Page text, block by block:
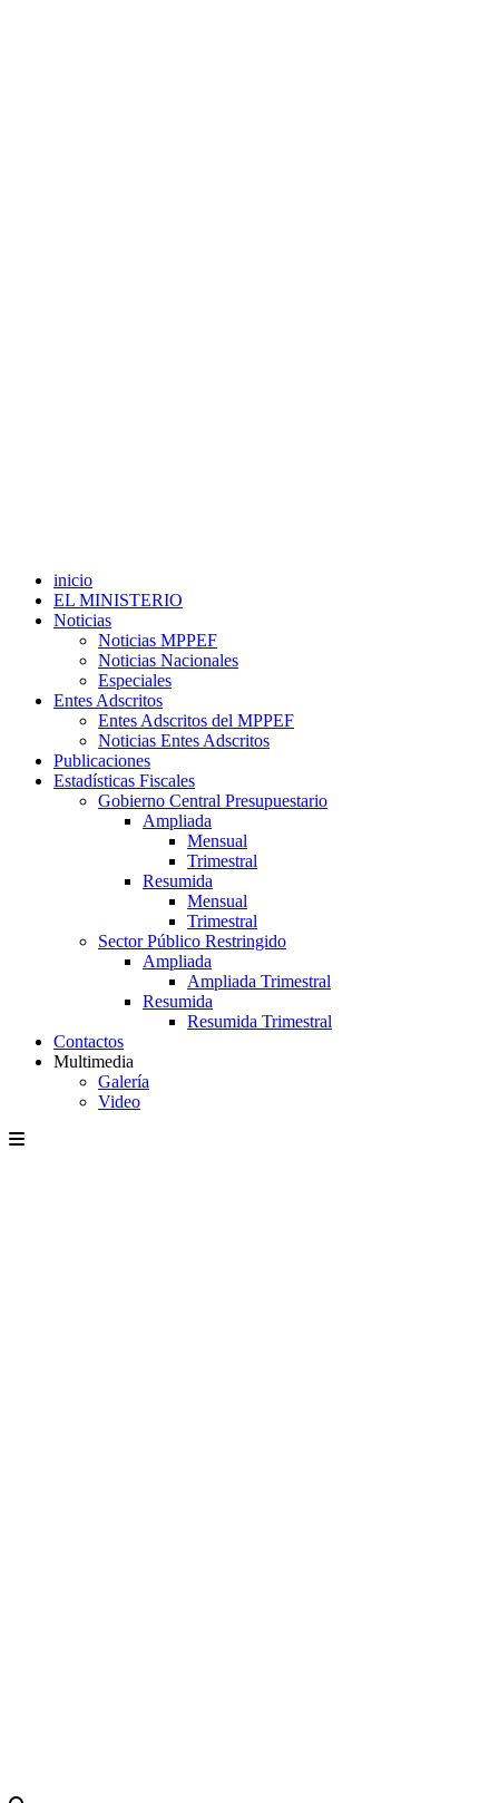
inicio
EL MINISTERIO
Noticias
Noticias MPPEF
Noticias Nacionales
Especiales
Entes Adscritos
Entes Adscritos del MPPEF
Noticias Entes Adscritos
Publicaciones
Estadísticas Fiscales
Gobierno Central Presupuestario
Ampliada
Mensual
Trimestral
Resumida
Mensual
Trimestral
Sector Público Restringido
Ampliada
Ampliada Trimestral
Resumida
Resumida Trimestral
Contactos
Multimedia
Galería
Video